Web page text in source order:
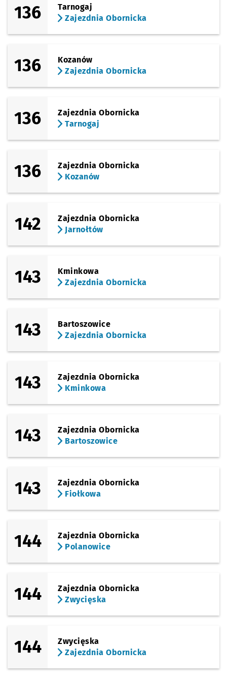
136
Tarnogaj
Zajezdnia Obornicka
136
Kozanów
Zajezdnia Obornicka
136
Zajezdnia Obornicka
Tarnogaj
136
Zajezdnia Obornicka
Kozanów
142
Zajezdnia Obornicka
Jarnołtów
143
Kminkowa
Zajezdnia Obornicka
143
Bartoszowice
Zajezdnia Obornicka
143
Zajezdnia Obornicka
Kminkowa
143
Zajezdnia Obornicka
Bartoszowice
143
Zajezdnia Obornicka
Fiołkowa
144
Zajezdnia Obornicka
Polanowice
144
Zajezdnia Obornicka
Zwycięska
144
Zwycięska
Zajezdnia Obornicka